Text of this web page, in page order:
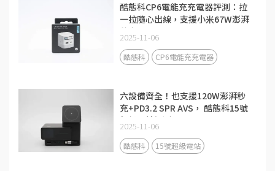
酷態科CP6電能充充電器評測：拉
一拉隨心出線，支援小米67W澎湃
秒充！
2025-11-06
酷態科 CP6電能充充電器
六設備齊全！也支援120W澎湃秒
充+PD3.2 SPR AVS， 酷態科15號
超級電站評測
2025-11-06
酷態科 15號超級電站